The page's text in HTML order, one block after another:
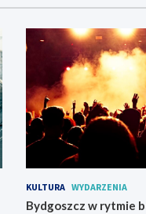
KULTURA WYDARZENIA
Bydgoszcz w rytmie